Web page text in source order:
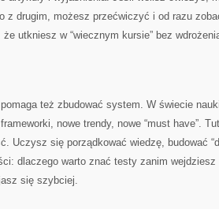
z drugim, możesz przećwiczyć i od razu
utkniesz w “wiecznym kursie” bez
też zbudować system. W świecie
nowe trendy, nowe “must have”.
Uczysz się porządkować wiedzę, budować
dlaczego warto znać testy zanim wejdziesz
się szybciej.